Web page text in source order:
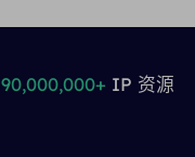
90,000,000+ IP 资源